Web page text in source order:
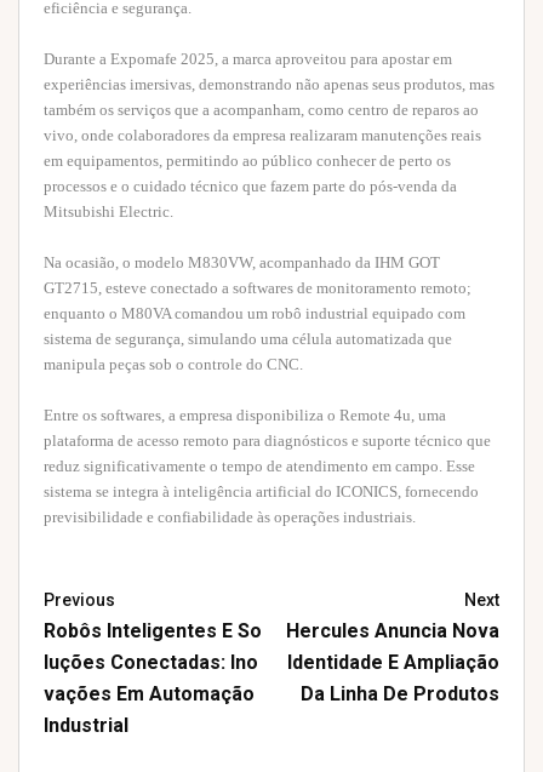
eficiência e segurança.
Durante a Expomafe 2025, a marca aproveitou para apostar em
experiências imersivas, demonstrando não apenas seus produtos, mas
também os serviços que a acompanham, como centro de reparos ao
vivo, onde colaboradores da empresa realizaram manutenções reais
em equipamentos, permitindo ao público conhecer de perto os
processos e o cuidado técnico que fazem parte do pós-venda da
Mitsubishi Electric.
Na ocasião, o modelo M830VW, acompanhado da IHM GOT
GT2715, esteve conectado a softwares de monitoramento remoto;
enquanto o M80VA comandou um robô industrial equipado com
sistema de segurança, simulando uma célula automatizada que
manipula peças sob o controle do CNC.
Entre os softwares, a empresa disponibiliza o Remote 4u, uma
plataforma de acesso remoto para diagnósticos e suporte técnico que
reduz significativamente o tempo de atendimento em campo. Esse
sistema se integra à inteligência artificial do ICONICS, fornecendo
previsibilidade e confiabilidade às operações industriais.
Previous
Robôs Inteligentes E So
Luções Conectadas: Ino
Vações Em Automação
Industrial
Next
Hercules Anuncia Nova
Identidade E Ampliação
Da Linha De Produtos